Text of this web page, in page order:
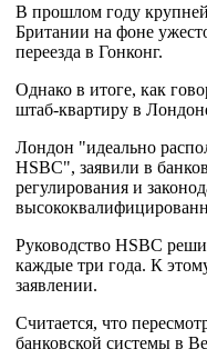
В прошлом году
Британии на фоне
переезда в Гонконг.
Однако в итоге, как
штаб-квартиру в
Лондон "идеально
HSBC", заявили в
регулирования и
Руководство HSBC
каждые три года. К
заявлении.
Считается, что
банковской системы в